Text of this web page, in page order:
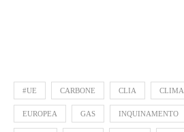
#UE CARBONE CLIA CLIMA
EUROPEA GAS INQUINAMENTO